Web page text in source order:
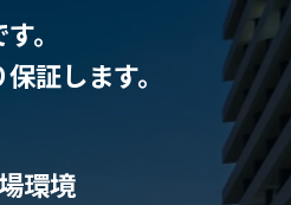
。
証します。
環境